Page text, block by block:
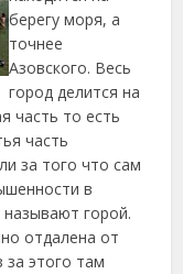
берегу моря, а
точнее
Азовского. Весь
город делится на
часть то есть
часть
за того что сам
в
горой.
отдалена от
этого там